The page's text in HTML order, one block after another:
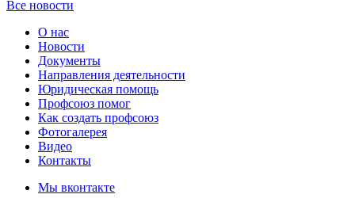
Все новости
О нас
Новости
Документы
Направления деятельности
Юридическая помощь
Профсоюз помог
Как создать профсоюз
Фотогалерея
Видео
Контакты
Мы вконтакте